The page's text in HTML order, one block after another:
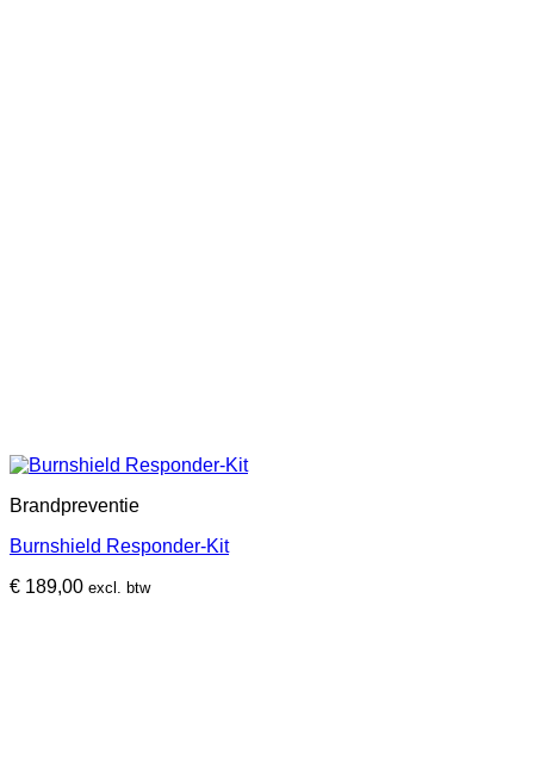
Brandpreventie
Burnshield Responder-Kit
€ 189,00 excl. btw